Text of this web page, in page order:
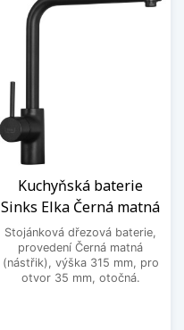
Kuchyňská baterie
Sinks Elka Černá matná
Stojánková dřezová baterie,
provedení Černá matná
(nástřik), výška 315 mm, pro
otvor 35 mm, otočná.